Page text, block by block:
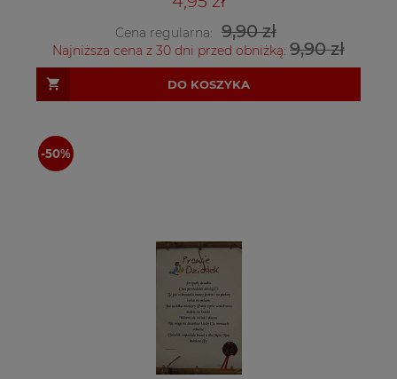
Cena regularna: 9,90 zł
Najniższa cena z 30 dni przed obniżką: 9,90 zł
DO KOSZYKA